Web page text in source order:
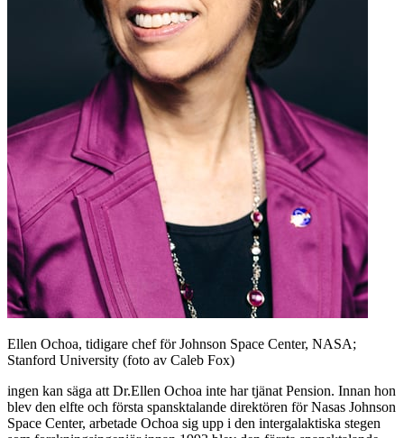
Ellen Ochoa, tidigare chef för Johnson Space Center, NASA;
Stanford University (foto av Caleb Fox)
ingen kan säga att Dr.Ellen Ochoa inte har tjänat Pension. Innan hon
blev den elfte och första spansktalande direktören för Nasas Johnson
Space Center, arbetade Ochoa sig upp i den intergalaktiska stegen